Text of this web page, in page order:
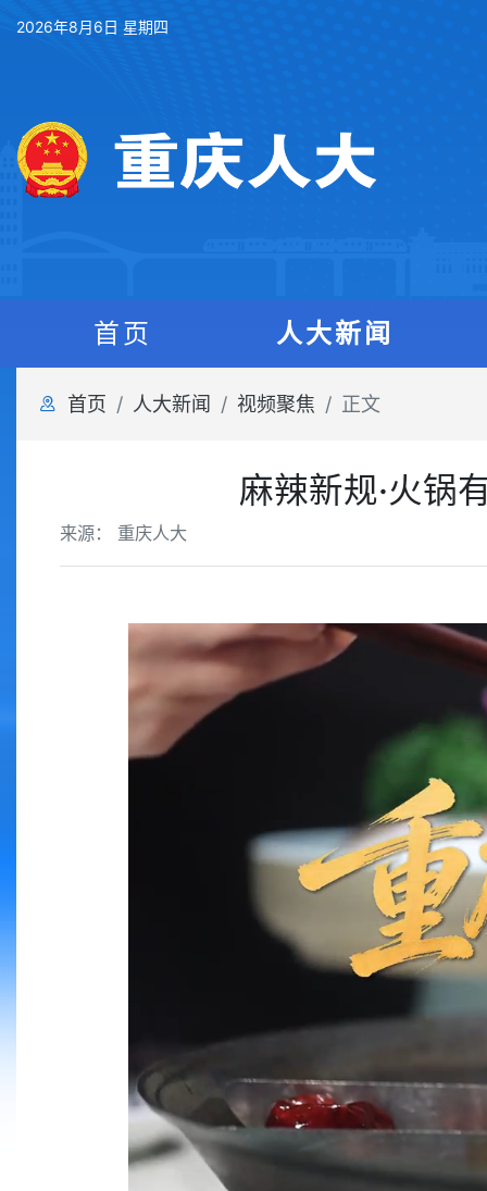
2026年8月6日 星期四
首页 人大新闻
首页 人大新闻 视频聚焦 正文
麻辣新规·火锅
来源： 重庆人大